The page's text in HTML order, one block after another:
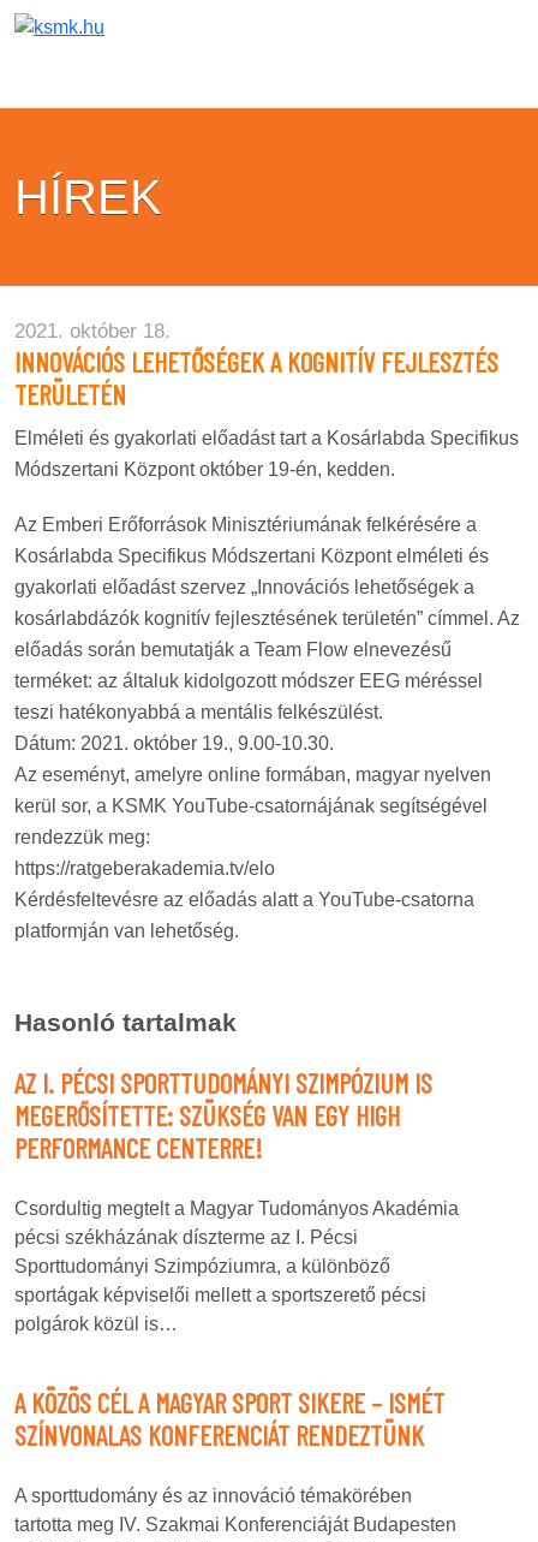
HÍREK
2021. október 18.
INNOVÁCIÓS LEHETŐSÉGEK A KOGNITÍV FEJLESZTÉS
TERÜLETÉN
Elméleti és gyakorlati előadást tart a Kosárlabda Specifikus
Módszertani Központ október 19-én, kedden.
Az Emberi Erőforrások Minisztériumának felkérésére a
Kosárlabda Specifikus Módszertani Központ elméleti és
gyakorlati előadást szervez „Innovációs lehetőségek a
kosárlabdázók kognitív fejlesztésének területén” címmel. Az
előadás során bemutatják a Team Flow elnevezésű
terméket: az általuk kidolgozott módszer EEG méréssel
teszi hatékonyabbá a mentális felkészülést.
Dátum: 2021. október 19., 9.00-10.30.
Az eseményt, amelyre online formában, magyar nyelven
kerül sor, a KSMK YouTube-csatornájának segítségével
rendezzük meg:
https://ratgeberakademia.tv/elo
Kérdésfeltevésre az előadás alatt a YouTube-csatorna
platformján van lehetőség.
Hasonló tartalmak
AZ I. PÉCSI SPORTTUDOMÁNYI SZIMPÓZIUM IS
MEGERŐSÍTETTE: SZÜKSÉG VAN EGY HIGH
PERFORMANCE CENTERRE!
Csordultig megtelt a Magyar Tudományos Akadémia
pécsi székházának díszterme az I. Pécsi
Sporttudományi Szimpóziumra, a különböző
sportágak képviselői mellett a sportszerető pécsi
polgárok közül is…
A KÖZÖS CÉL A MAGYAR SPORT SIKERE – ISMÉT
SZÍNVONALAS KONFERENCIÁT RENDEZTÜNK
A sporttudomány és az innováció témakörében
tartotta meg IV. Szakmai Konferenciáját Budapesten